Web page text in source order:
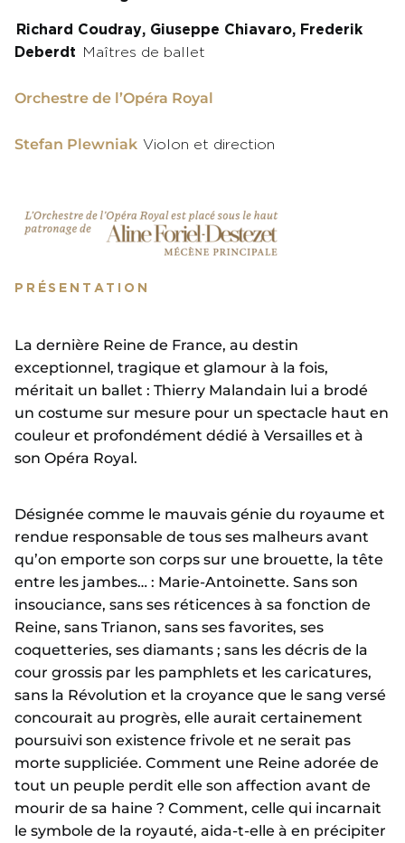
Richard Coudray, Giuseppe Chiavaro, Frederik
Deberdt Maîtres de ballet
Orchestre de l’Opéra Royal
Stefan Plewniak Violon et direction
PRÉSENTATION
La dernière Reine de France, au destin
exceptionnel, tragique et glamour à la fois,
méritait un ballet : Thierry Malandain lui a brodé
un costume sur mesure pour un spectacle haut en
couleur et profondément dédié à Versailles et à
son Opéra Royal.
Désignée comme le mauvais génie du royaume et
rendue responsable de tous ses malheurs avant
qu’on emporte son corps sur une brouette, la tête
entre les jambes… : Marie-Antoinette. Sans son
insouciance, sans ses réticences à sa fonction de
Reine, sans Trianon, sans ses favorites, ses
coquetteries, ses diamants ; sans les décris de la
cour grossis par les pamphlets et les caricatures,
sans la Révolution et la croyance que le sang versé
concourait au progrès, elle aurait certainement
poursuivi son existence frivole et ne serait pas
morte suppliciée. Comment une Reine adorée de
tout un peuple perdit elle son affection avant de
mourir de sa haine ? Comment, celle qui incarnait
le symbole de la royauté, aida-t-elle à en précipiter